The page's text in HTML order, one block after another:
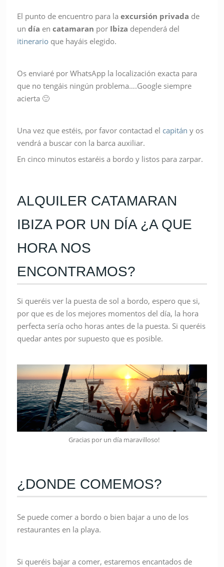
El punto de encuentro para laexcursión privada de
undía encatamaran por Ibiza dependerá del
itinerario que hayáis elegido.
Os enviaré por WhatsApp la localización exacta para
que no tengáis ningún problema….Google siempre
acierta 🙂
Una vez que estéis, por favor contactad el capitán y os
vendrá a buscar con la barca auxiliar.
En cinco minutos estaréis a bordo y listos para zarpar.
ALQUILER CATAMARAN
IBIZA POR UN DÍA ¿A QUE
HORA NOS
ENCONTRAMOS?
Si queréis ver la puesta de sol a bordo, espero que si,
por que es de los mejores momentos del día, la hora
perfecta sería ocho horas antes de la puesta. Si queréis
quedar antes por supuesto que es posible.
Gracias por un día maravilloso!
¿DONDE COMEMOS?
Se puede comer a bordo o bien bajar a uno de los
restaurantes en la playa.
Si queréis bajar a comer, estaremos encantados de